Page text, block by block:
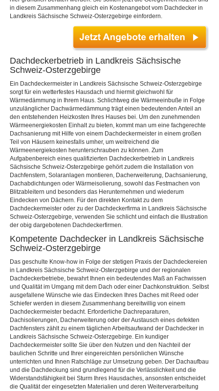
in diesem Zusammenhang gleich ein Kostenangebot vom Dachdecker in
Landkreis Sächsische Schweiz-Osterzgebirge einfordern.
Dachdeckerbetrieb in Landkreis Sächsische
Schweiz-Osterzgebirge
Ein Dachdeckermeister in Landkreis Sächsische Schweiz-Osterzgebirge
sorgt für ein wetterfestes Hausdach und hiermit gleichwohl für
Wärmedämmung in Ihrem Haus. Schlichtweg die Wärmeeinbuße in Folge
unzulänglicher Dachwärmedämmung trägt einen bedeutenden Anteil an
den entstehenden Heizkosten Ihres Hauses bei. Um den zunehmenden
Wärmeenergiekosten Einhalt zu bieten, kommt man um eine fachgerechte
Dachsanierung mit Hilfe von einem Dachdeckermeister in einem großen
Teil von Häusern keinesfalls umher, um weitreichend die
Wärmeenergiekosten herunterschrauben zu können. Zum
Aufgabenbereich eines qualifizierten Dachdeckerbetrieb in Landkreis
Sächsische Schweiz-Osterzgebirge gehört zudem die Installation von
Dachfenstern, Solaranlagen montieren, Dacherweiterung, Dachsanierung,
Dachabdichtungen oder Wärmeisolierung, sowohl das Festmachen von
Blitzableitern und besonders das Herunternehmen und wiederum
Eindecken von Dächern. Für den direkten Kontakt zu dem
Dachdeckermeister oder zu der Dachdeckerfirma in Landkreis Sächsische
Schweiz-Osterzgebirge, verwenden Sie schlicht und einfach die Illustration
der obig dargebotenen Dachdeckerfirmen.
Kompetente Dachdecker in Landkreis Sächsische
Schweiz-Osterzgebirge
Das geschulte Know-how in Folge der stetigen Praxis der Dachdeckereien
in Landkreis Sächsische Schweiz-Osterzgebirge und der regionalen
Dachdeckerbetriebe, bewahrt Ihnen ein bedeutendes Maß an Fachwissen
und Qualität im Umgang mit dem Dach oder einer Dachkonstruktion. Selbst
ausgefallene Wünsche wie das Eindecken Ihres Daches mit Reed oder
Schiefer werden in diesem Zusammenhang bereitwillig von einem
Dachdeckermeister bedacht. Erforderliche Dachreparaturen,
Dachisolierungen, Dacherweiterung oder der Austausch eines defekten
Dachfensters zählt zu einem täglichen Arbeitsaufwand der Dachdecker in
Landkreis Sächsische Schweiz-Osterzgebirge. Ein kundiger
Dachdeckermeister sollte Sie über den Nutzen und den Nachteil der
baulichen Schritte und Ihrer eingereichten persönlichen Wünsche
unterrichten und Ihnen Ratschläge zur Umsetzung geben. Der Dachaufbau
und die Dachdeckung sind grundlegend für die Verlässlichkeit und die
Widerstandsfähigkeit bei Sturm Ihres Hausdaches, ansonsten entscheidet
die Qualität der eingesetzten Materialien und deren Weiterverarbeitung